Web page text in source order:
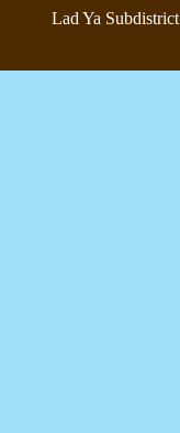
Lad Ya